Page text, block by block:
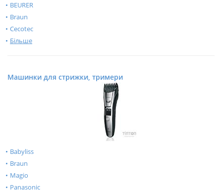
BEURER
Braun
Cecotec
Більше
Машинки для стрижки, тримери
Babyliss
Braun
Magio
Panasonic